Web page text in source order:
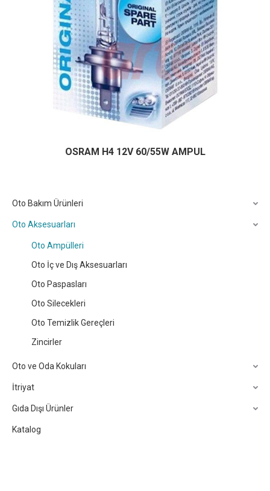
OSRAM H4 12V 60/55W AMPUL
Oto Bakım Ürünleri
Oto Aksesuarları
Oto Ampülleri
Oto İç ve Dış Aksesuarları
Oto Paspasları
Oto Silecekleri
Oto Temizlik Gereçleri
Zincirler
Oto ve Oda Kokuları
İtriyat
Gıda Dışı Ürünler
Katalog